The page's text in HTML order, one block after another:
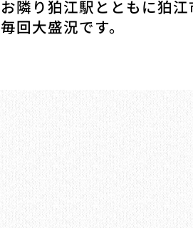
お隣り狛江駅とともに狛
毎回大盛況です。